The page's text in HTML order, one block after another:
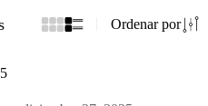
Ordenar por